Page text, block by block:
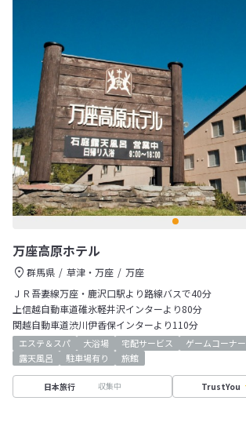
万座高原ホテル
群馬県 草津・万座
万座
ＪＲ吾妻線万座・鹿沢口駅より路線バスで40分
上信越自動車道碓氷軽井沢インターより80分
関越自動車道渋川伊香保インターより110分
エステ＆スパ 大浴場 宅配サービス ゲームコーナー
露天風呂
駐車場有り 旅館
日本旅行 収集中 TrustYou